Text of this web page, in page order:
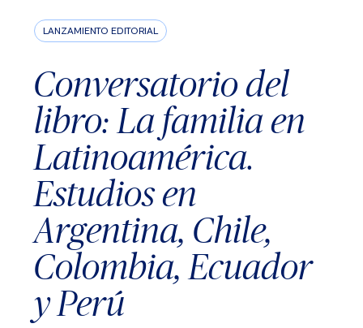
LANZAMIENTO EDITORIAL
Conversatorio del
libro: La familia en
Latinoamérica.
Estudios en
Argentina, Chile,
Colombia, Ecuador
y Perú